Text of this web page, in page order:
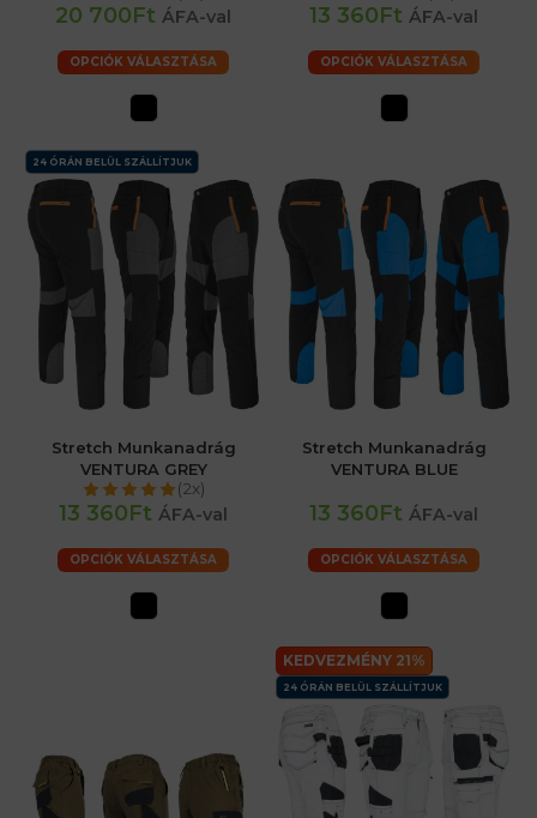
20 700Ft ÁFA-val
OPCIÓK VÁLASZTÁSA
13 360Ft ÁFA-val
OPCIÓK VÁLASZTÁSA
24 ÓRÁN BELÜL SZÁLLÍTJUK
Stretch Munkanadrág
VENTURA GREY
(2x)
13 360Ft ÁFA-val
OPCIÓK VÁLASZTÁSA
Stretch Munkanadrág
VENTURA BLUE
13 360Ft ÁFA-val
OPCIÓK VÁLASZTÁSA
KEDVEZMÉNY 21%
24 ÓRÁN BELÜL SZÁLLÍTJUK